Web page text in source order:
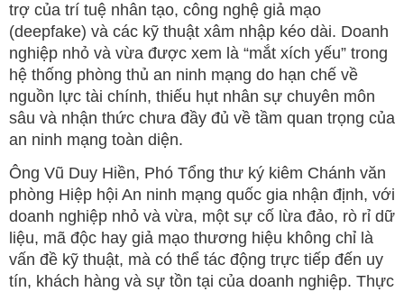
trợ của trí tuệ nhân tạo, công nghệ giả mạo
(deepfake) và các kỹ thuật xâm nhập kéo dài. Doanh
nghiệp nhỏ và vừa được xem là “mắt xích yếu” trong
hệ thống phòng thủ an ninh mạng do hạn chế về
nguồn lực tài chính, thiếu hụt nhân sự chuyên môn
sâu và nhận thức chưa đầy đủ về tầm quan trọng của
an ninh mạng toàn diện.
Ông Vũ Duy Hiền, Phó Tổng thư ký kiêm Chánh văn
phòng Hiệp hội An ninh mạng quốc gia nhận định, với
doanh nghiệp nhỏ và vừa, một sự cố lừa đảo, rò rỉ dữ
liệu, mã độc hay giả mạo thương hiệu không chỉ là
vấn đề kỹ thuật, mà có thể tác động trực tiếp đến uy
tín, khách hàng và sự tồn tại của doanh nghiệp. Thực